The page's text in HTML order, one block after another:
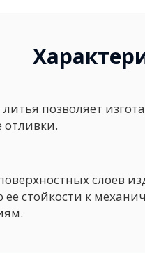
позволяет
слоев
стойкости к